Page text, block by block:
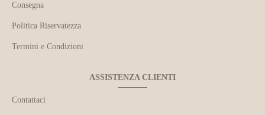
Consegna
Politica Riservatezza
Termini e Condizioni
ASSISTENZA CLIENTI
Contattaci